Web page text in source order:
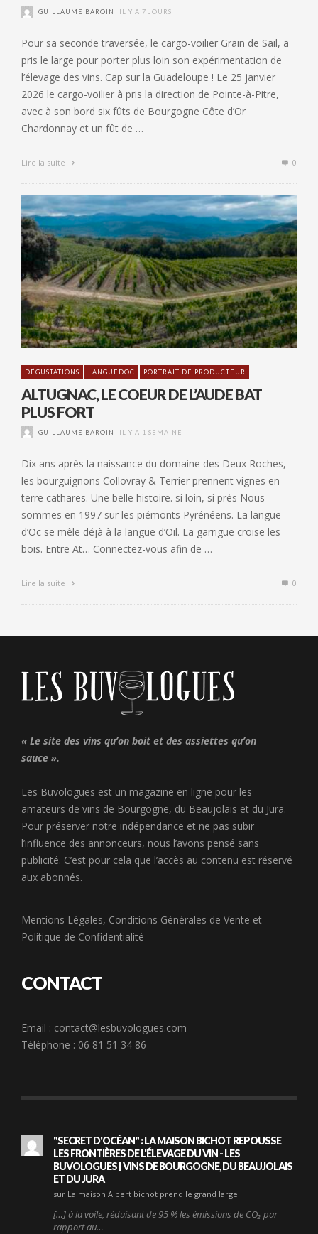
GUILLAUME BAROIN IL Y A 7 JOURS
Pour sa seconde traversée, le cargo-voilier Grain de Sail, a
pris le large pour porter plus loin son expérimentation de
l’élevage des vins. Cap sur la Guadeloupe ! Le 25 janvier
2026 le cargo-voilier à pris la direction de Pointe-à-Pitre,
avec à son bord six fûts de Bourgogne Côte d’Or
Chardonnay et un fût de …
Lire la suite 0
DÉGUSTATIONS LANGUEDOC PORTRAIT DE PRODUCTEUR
ALTUGNAC, LE COEUR DE L’AUDE BAT
PLUS FORT
GUILLAUME BAROIN IL Y A 1 SEMAINE
Dix ans après la naissance du domaine des Deux Roches,
les bourguignons Collovray & Terrier prennent vignes en
terre cathares. Une belle histoire. si loin, si près Nous
sommes en 1997 sur les piémonts Pyrénéens. La langue
d’Oc se mêle déjà à la langue d’Oil. La garrigue croise les
bois. Entre At… Connectez-vous afin de …
Lire la suite 0
« Le site des vins qu’on boit et des assiettes qu’on
sauce ».
Les Buvologues est un magazine en ligne pour les
amateurs de vins de Bourgogne, du Beaujolais et du Jura.
Pour préserver notre indépendance et ne pas subir
l’influence des annonceurs, nous l’avons pensé sans
publicité. C’est pour cela que l’accès au contenu est réservé
aux abonnés.
Mentions Légales, Conditions Générales de Vente et
Politique de Confidentialité
CONTACT
Email : contact@lesbuvologues.com
Téléphone : 06 81 51 34 86
"SECRET D'OCÉAN" : LA MAISON BICHOT REPOUSSE
LES FRONTIÈRES DE L'ÉLEVAGE DU VIN - LES
BUVOLOGUES | VINS DE BOURGOGNE, DU BEAUJOLAIS
ET DU JURA
sur La maison Albert bichot prend le grand large!
[…] à la voile, réduisant de 95 % les émissions de CO₂ par
rapport au…